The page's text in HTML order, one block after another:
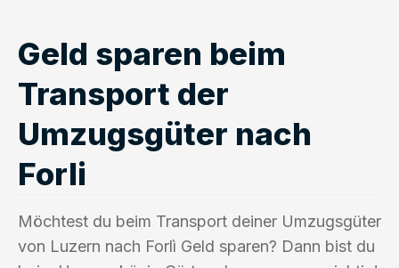
Geld sparen beim
Transport der
Umzugsgüter nach
Forli
Möchtest du beim Transport deiner Umzugsgüter
von Luzern nach Forlì Geld sparen? Dann bist du